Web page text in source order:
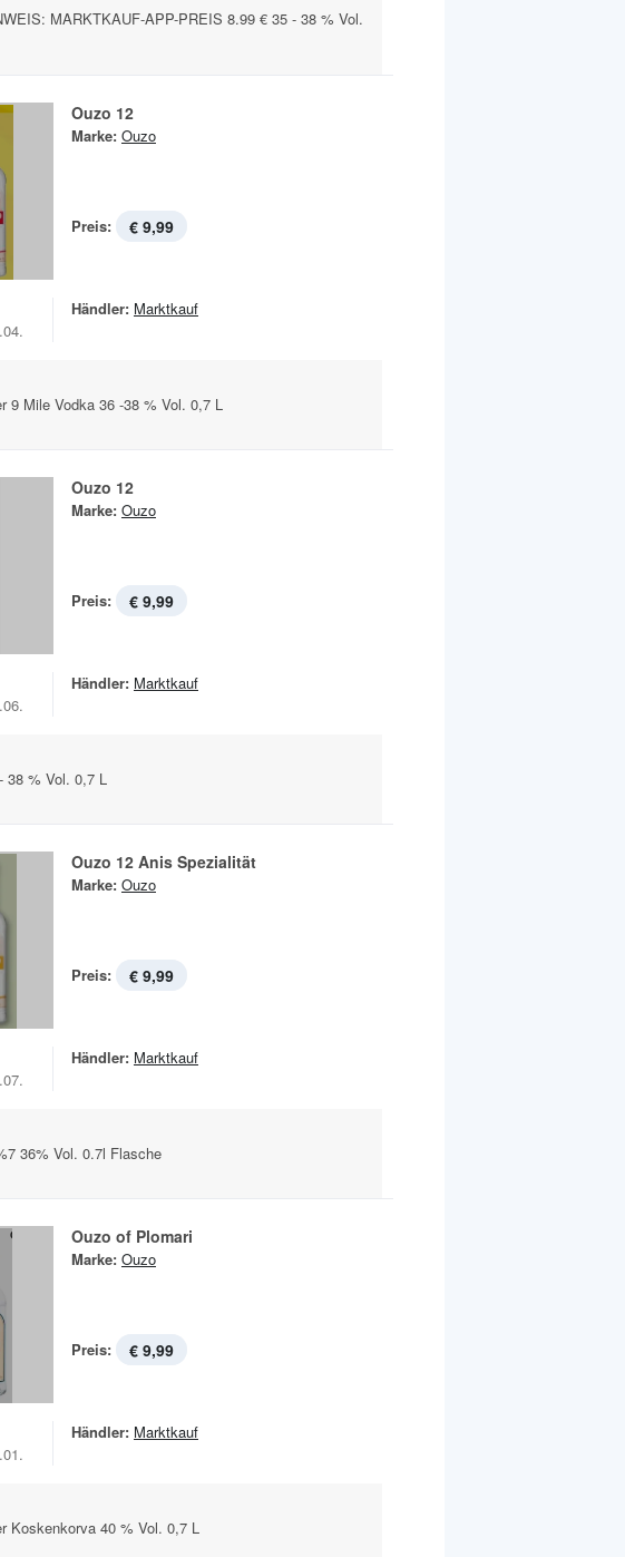
MARKTKAUF-APP-PREIS 8.99 € 35 - 38 % Vol.
Ouzo 12
Marke: Ouzo
Preis: € 9,99
Händler: Marktkauf
9 Mile Vodka 36 -38 % Vol. 0,7 L
Ouzo 12
Marke: Ouzo
Preis: € 9,99
Händler: Marktkauf
38 % Vol. 0,7 L
Ouzo 12 Anis Spezialität
Marke: Ouzo
Preis: € 9,99
Händler: Marktkauf
36% Vol. 0.7l Flasche
Ouzo of Plomari
Marke: Ouzo
Preis: € 9,99
Händler: Marktkauf
Koskenkorva 40 % Vol. 0,7 L